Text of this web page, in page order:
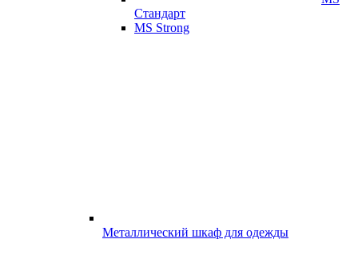
Стандарт
MS Strong
Металлический шкаф для одежды